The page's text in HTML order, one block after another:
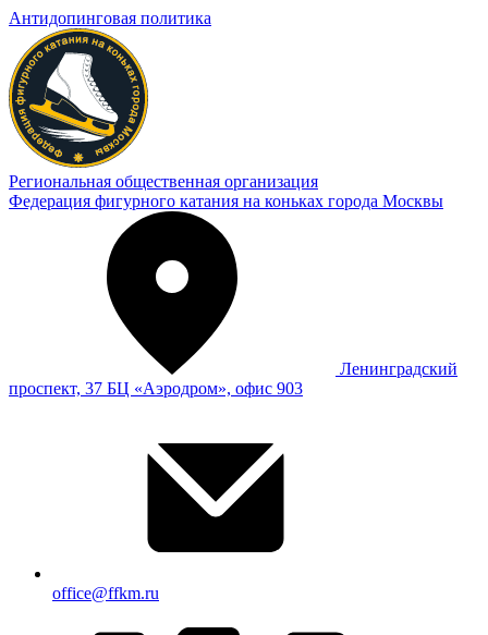
Антидопинговая политика
Региональная общественная организация
Федерация фигурного катания на коньках города Москвы
Ленинградский
проспект, 37 БЦ «Аэродром», офис 903
office@ffkm.ru